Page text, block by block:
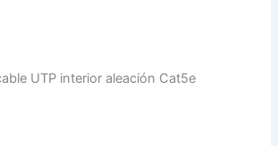
UTP interior aleación Cat5e